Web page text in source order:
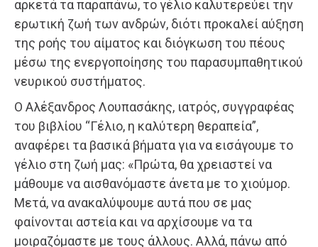
αρκετά τα παραπάνω, το γέλιο καλυτερεύει την
ερωτική ζωή των ανδρών, διότι προκαλεί αύξηση
της ροής του αίματος και διόγκωση του πέους
μέσω της ενεργοποίησης του παρασυμπαθητικού
νευρικού συστήματος.
Ο Αλέξανδρος Λουπασάκης, ιατρός, συγγραφέας
του βιβλίου “Γέλιο, η καλύτερη θεραπεία”,
αναφέρει τα βασικά βήματα για να εισάγουμε το
γέλιο στη ζωή μας: «Πρώτα, θα χρειαστεί να
μάθουμε να αισθανόμαστε άνετα με το χιούμορ.
Μετά, να ανακαλύψουμε αυτά που σε μας
φαίνονται αστεία και να αρχίσουμε να τα
μοιραζόμαστε με τους άλλους. Αλλά, πάνω από